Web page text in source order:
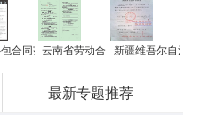
合同范本云南省劳动合同书范文新疆维吾尔自治
最新专题推荐